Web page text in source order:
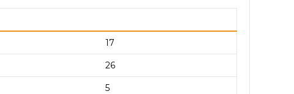
17
26
5